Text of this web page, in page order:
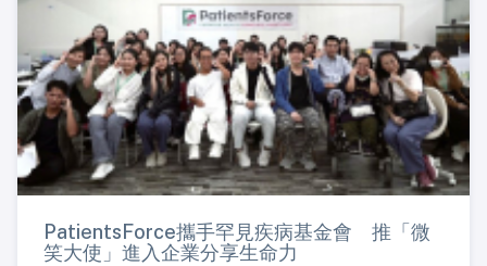
PatientsForce攜手罕見疾病基金會 推「微
笑大使」進入企業分享生命力